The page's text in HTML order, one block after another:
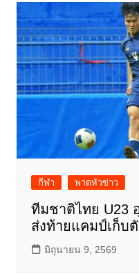
กีฬา พาดหัวข่าว
ทีมชาติไทย U23
ส่งท้ายแคมป์เก็บ
มิถุนายน 9, 2569